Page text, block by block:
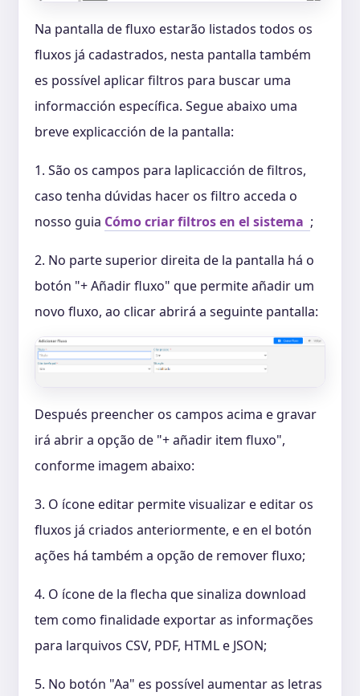
Na pantalla de fluxo estarão listados todos os
fluxos já cadastrados, nesta pantalla também
es possível aplicar filtros para buscar uma
informacción específica. Segue abaixo uma
breve explicacción de la pantalla:
1. São os campos para laplicacción de filtros,
caso tenha dúvidas hacer os filtro acceda o
nosso guia Cómo criar filtros en el sistema ;
2. No parte superior direita de la pantalla há o
botón "+ Añadir fluxo" que permite añadir um
novo fluxo, ao clicar abrirá a seguinte pantalla:
Después preencher os campos acima e gravar
irá abrir a opção de "+ añadir item fluxo",
conforme imagem abaixo:
3. O ícone editar permite visualizar e editar os
fluxos já criados anteriormente, e en el botón
ações há também a opção de remover fluxo;
4. O ícone de la flecha que sinaliza download
tem como finalidade exportar as informações
para larquivos CSV, PDF, HTML e JSON;
5. No botón "Aa" es possível aumentar as letras